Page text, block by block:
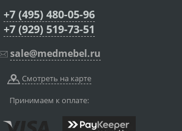
+7 (495) 480-05-96
+7 (929) 519-73-51
sale@medmebel.ru
Смотреть на карте
Принимаем к оплате: